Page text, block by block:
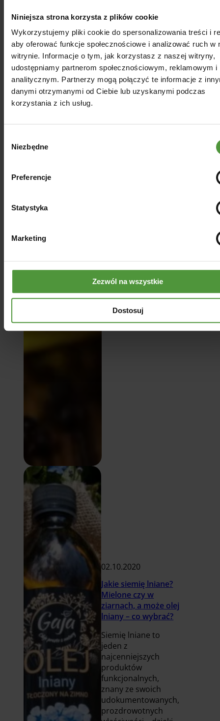
Niniejsza strona korzysta z plików cookie
Wykorzystujemy pliki cookie do spersonalizowania treści i
aby oferować funkcje społecznościowe i analizować ruch w
witrynie. Informacje o tym, jak korzystasz z naszej witryny,
udostępniamy partnerom społecznościowym, reklamowym i
analitycznym. Partnerzy mogą połączyć te informacje z
danymi otrzymanymi od Ciebie lub uzyskanymi podczas
korzystania z ich usług.
zgody
Niezbędne
Preferencje
Statystyka
Marketing
Zezwól na wszystkie
Dostosuj
Czarnuszka to
roślina o drobnych,
czarnych owocach.
Posiada wiele
korzystnych
właściwości
zdrowotnych, które
sprawiają, że warto
02.10.2020
Jakie siemię lniane?
Mielone czy w
ziarnach, a może olej
lniany – co wybrać?
Siemię lniane to
jeden z
najcenniejszych
produktów
funkcjonalnych,
znany ze swoich
udokumentowanych,
prozdrowotnych